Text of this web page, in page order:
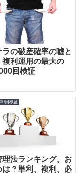
ラの破産確率の嘘と
複利運用の最大の
回検証
回検証
理法ランキング、お
は？単利、複利、必